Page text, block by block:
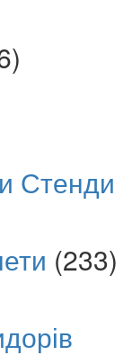
Стенди
(233)